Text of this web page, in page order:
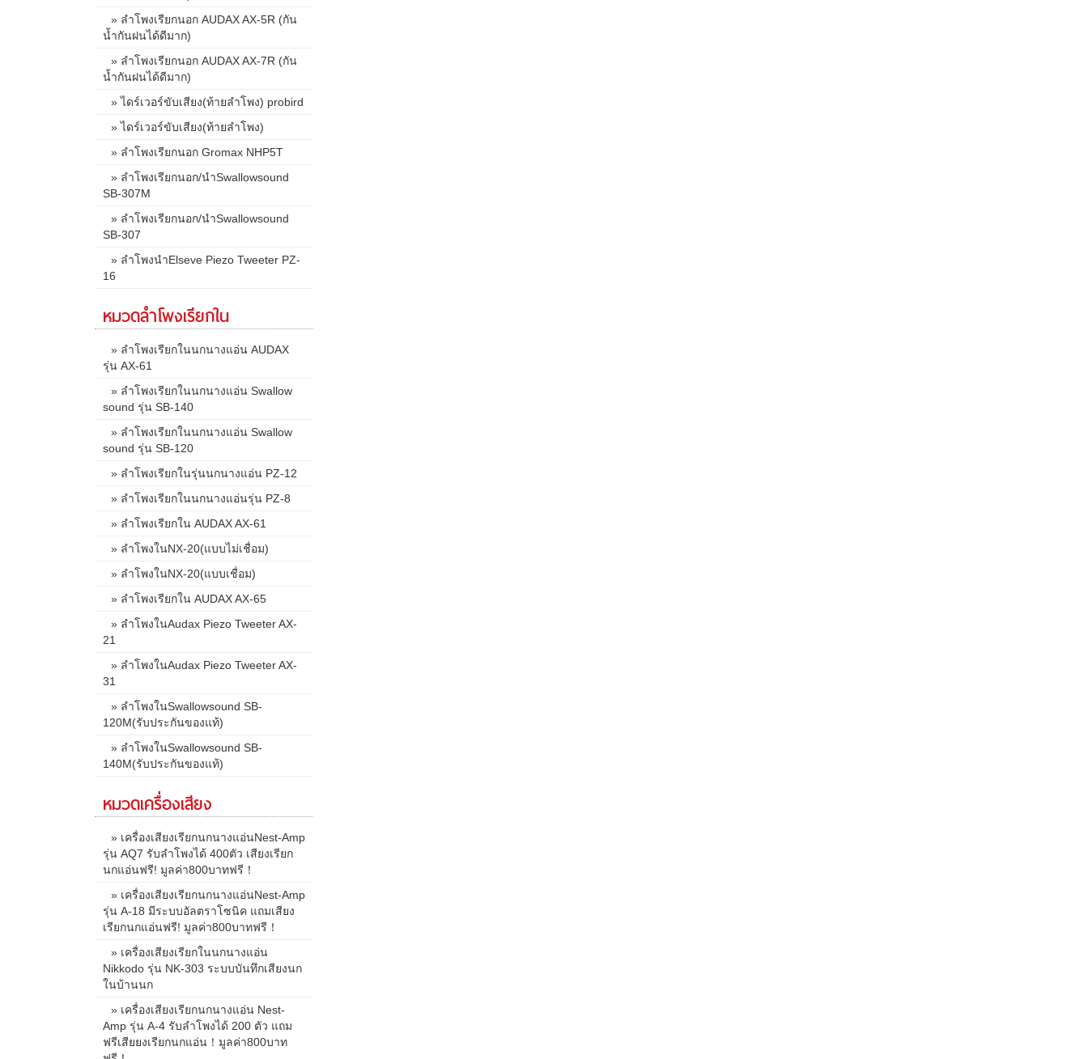
» ลำโพงเรียกนอก AUDAX AX-5R (กัน
น้ำกันฝนได้ดีมาก)
» ลำโพงเรียกนอก AUDAX AX-7R (กัน
น้ำกันฝนได้ดีมาก)
» ไดร์เวอร์ขับเสียง(ท้ายลำโพง) probird
» ไดร์เวอร์ขับเสียง(ท้ายลำโพง)
» ลำโพงเรียกนอก Gromax NHP5T
» ลำโพงเรียกนอก/นำSwallowsound
SB-307M
» ลำโพงเรียกนอก/นำSwallowsound
SB-307
» ลำโพงนำElseve Piezo Tweeter PZ-
16
หมวดลำโพงเรียกใน
» ลำโพงเรียกในนกนางแอ่น AUDAX
รุ่น AX-61
» ลำโพงเรียกในนกนางแอ่น Swallow
sound รุ่น SB-140
» ลำโพงเรียกในนกนางแอ่น Swallow
sound รุ่น SB-120
» ลำโพงเรียกในรุ่นนกนางแอ่น PZ-12
» ลำโพงเรียกในนกนางแอ่นรุ่น PZ-8
» ลำโพงเรียกใน AUDAX AX-61
» ลำโพงในNX-20(แบบไม่เชื่อม)
» ลำโพงในNX-20(แบบเชื่อม)
» ลำโพงเรียกใน AUDAX AX-65
» ลำโพงในAudax Piezo Tweeter AX-
21
» ลำโพงในAudax Piezo Tweeter AX-
31
» ลำโพงในSwallowsound SB-
120M(รับประกันของแท้)
» ลำโพงในSwallowsound SB-
140M(รับประกันของแท้)
หมวดเครื่องเสียง
» เครื่องเสียงเรียกนกนางแอ่นNest-Amp
รุ่น AQ7 รับลำโพงได้ 400ตัว เสียงเรียก
นกแอ่นฟรี! มูลค่า800บาทฟรี！
» เครื่องเสียงเรียกนกนางแอ่นNest-Amp
รุ่น A-18 มีระบบอัลตราโซนิค แถมเสียง
เรียกนกแอ่นฟรี! มูลค่า800บาทฟรี！
» เครื่องเสียงเรียกในนกนางแอ่น
Nikkodo รุ่น NK-303 ระบบบันทึกเสียงนก
ในบ้านนก
» เครื่องเสียงเรียกนกนางแอ่น Nest-
Amp รุ่น A-4 รับลำโพงได้ 200 ตัว แถม
ฟรีเสียยงเรียกนกแอ่น！มูลค่า800บาท